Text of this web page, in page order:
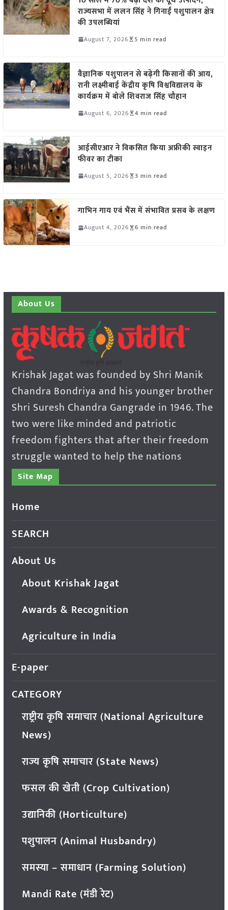
राज्यसभा में ललन सिंह ने गिनाईं पशुपालन क्षेत्र
की उपलब्धियां
August 7, 2026 5 min read
वैज्ञानिक पशुपालन से बढ़ेगी किसानों की आय,
रानी लक्ष्मीबाई केंद्रीय कृषि विश्वविद्यालय के
कार्यक्रम में बोले शिवराज सिंह चौहान
August 6, 2026 4 min read
आईसीएआर ने विकसित किया अफ्रीकी स्वाइन
फीवर का टीका
August 5, 2026 3 min read
गाभिन गाय एवं भैंस में संभावित प्रसव के लक्षण
August 4, 2026 6 min read
About Us
Krishak Jagat was founded by Shri Manik
Chandra Bondriya and his younger brother
Shri Suresh Chandra Gangrade in 1946. The
two were like minded and patriotic
freedom fighters that after their freedom
struggle wanted to help the nations
Site Map
Home
SEARCH
About Us
About Krishak Jagat
Awards & Recognition
Agriculture in India
E-paper
CATEGORY
राष्ट्रीय कृषि समाचार (National Agriculture
News)
राज्य कृषि समाचार (State News)
फसल की खेती (Crop Cultivation)
उद्यानिकी (Horticulture)
पशुपालन (Animal Husbandry)
समस्या – समाधान (Farming Solution)
Mandi Rate (मंडी रेट)